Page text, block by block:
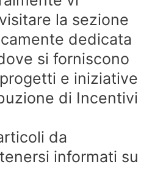
la sezione
dedicata
si forniscono
e iniziative
di Incentivi
da
informati su